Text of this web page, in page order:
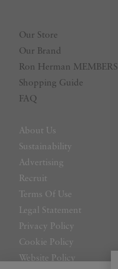
Our Store
Our Brand
Ron Herman MEMBERS
Shopping Guide
FAQ
About Us
Sustainability
Advertising
Recruit
Terms Of Use
Legal Statement
Privacy Policy
Cookie Policy
Website Policy